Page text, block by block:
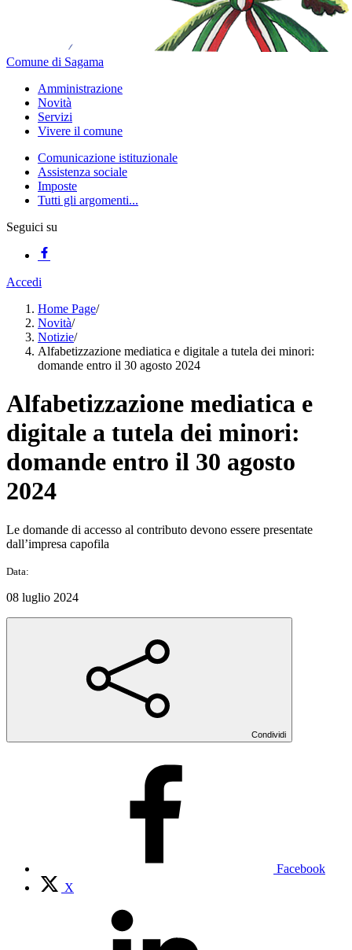
Comune di Sagama
Amministrazione
Novità
Servizi
Vivere il comune
Comunicazione istituzionale
Assistenza sociale
Imposte
Tutti gli argomenti...
Seguici su
Accedi
Home Page/
Novità/
Notizie/
Alfabetizzazione mediatica e digitale a tutela dei minori:
domande entro il 30 agosto 2024
Alfabetizzazione mediatica e
digitale a tutela dei minori:
domande entro il 30 agosto
2024
Le domande di accesso al contributo devono essere presentate
dall’impresa capofila
Data:
08 luglio 2024
Condividi
Facebook
X